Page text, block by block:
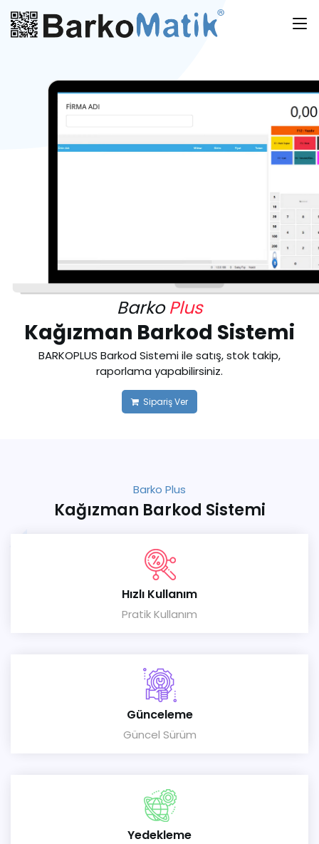
BarkoPlus
Kağızman Barkod Sistemi
BARKOPLUS Barkod Sistemi ile satış, stok takip,
raporlama yapabilirsiniz.
Sipariş Ver
Barko Plus
Kağızman Barkod Sistemi
Hızlı Kullanım
Pratik Kullanım
Günceleme
Güncel Sürüm
Yedekleme